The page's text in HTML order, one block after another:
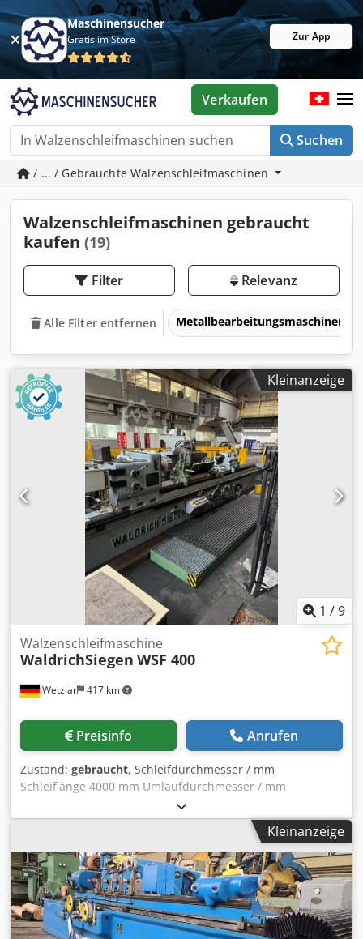
Maschinensucher
Gratis im Store Zur App
Suchen
Verkaufen
/ ... / Gebrauchte Walzenschleifmaschinen
Walzenschleifmaschinen gebraucht
kaufen (19)
Filter Relevanz
Alle Filter entfernen Metallbearbeitungsmaschinen
Kleinanzeige
1 /9
Wetzlar 417 km
Walzenschleifmaschine
WaldrichSiegen WSF 400
Preisinfo Anrufen
Zustand: gebraucht, Schleifdurchmesser / mm
Schleiflänge 4000 mm Umlaufdurchmesser / mm
Kleinanzeige